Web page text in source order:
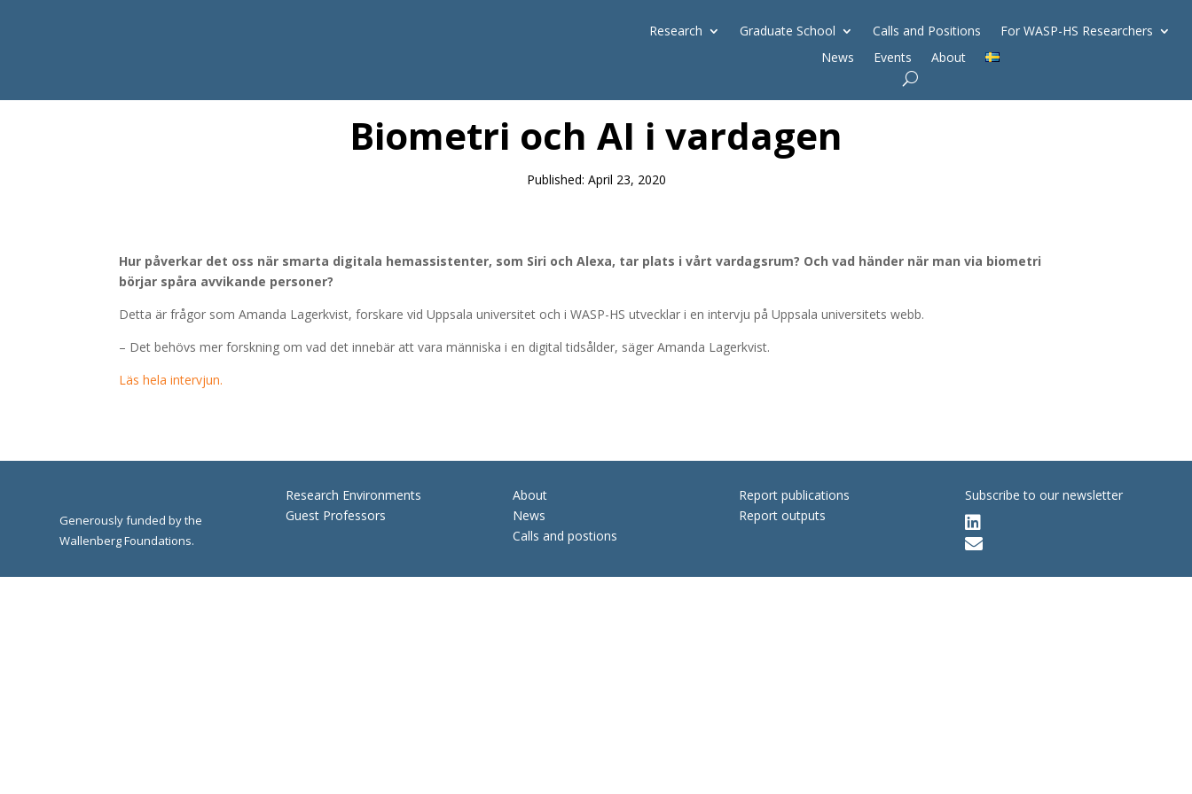
Research Graduate School Calls and Positions
For WASP-HS Researchers
News
Events About
Biometri och AI i vardagen
Published: April 23, 2020
Hur påverkar det oss när smarta digitala hemassistenter, som Siri och Alexa, tar plats i vårt vardagsrum? Och vad händer när man via biometri
börjar spåra avvikande personer?
Detta är frågor som Amanda Lagerkvist, forskare vid Uppsala universitet och i WASP-HS utvecklar i en intervju på Uppsala universitets webb.
– Det behövs mer forskning om vad det innebär att vara människa i en digital tidsålder, säger Amanda Lagerkvist.
Läs hela intervjun.
Generously funded by the
Wallenberg Foundations.
Research Environments
Guest Professors
About
News
Calls and postions
Report publications
Report outputs
Subscribe to our newsletter

